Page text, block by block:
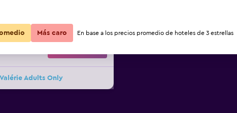
Adults Only
Más caro En base a los precios promedio de hoteles de 3 estrellas